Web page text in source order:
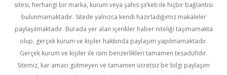
sitesi, herhangi bir marka, kurum veya şahıs şirketi ile hiçbir bağlantısı
bulunmamaktadır. Sitede yalnızca kendi hazırladığımız makaleler
paylaşılmaktadır. Burada yer alan içerikler haber niteliği taşımamakta
olup, gerçek kurum ve kişiler hakkında paylaşım yapılmamaktadır.
Gerçek kurum ve kişiler ile isim benzerlikleri tamamen tesadüfidir.
Sitemiz, kar amacı gütmeyen ve tamamen ücretsiz bir bilgi paylaşım